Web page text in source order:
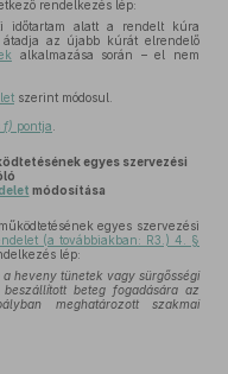
rendelkezés lép:
időtartam alatt a rendelt kúra
az újabb kúrát elrendelő
alkalmazása során – el nem
szerint módosul.
f) pontja
egyes szervezési
módosítása
egyes szervezési
(a továbbiakban: R3.) 4. §
lép:
heveny tünetek vagy sürgősségi
beteg fogadására az
meghatározott szakmai